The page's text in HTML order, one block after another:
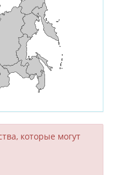
кото­рые могут